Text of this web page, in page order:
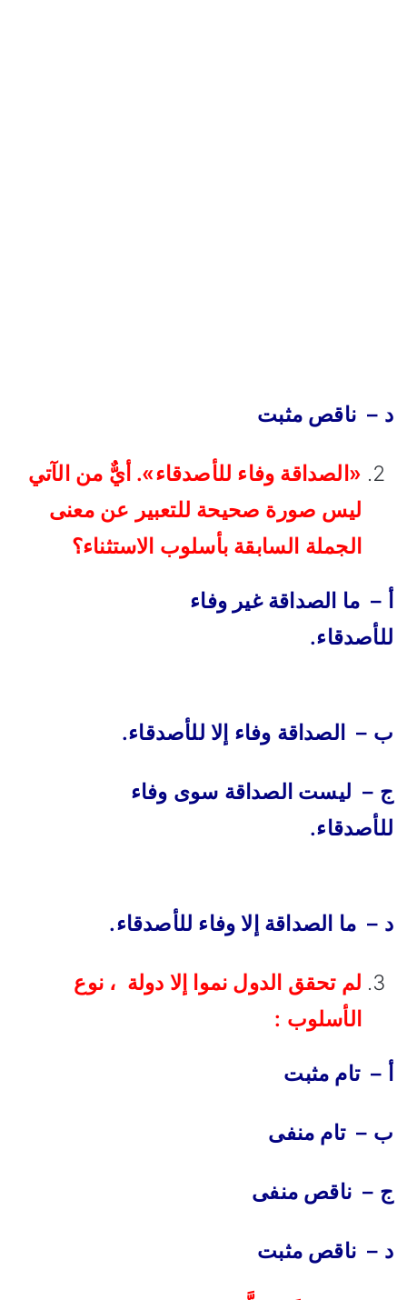
د – ناقص مثبت
«الصداقة وفاء للأصدقاء». أيٌّ من الآتي
ليس صورة صحيحة للتعبير عن معنى
الجملة السابقة بأسلوب الاستثناء؟
أ – ما الصداقة غير وفاء
للأصدقاء.
ب – الصداقة وفاء إلا للأصدقاء.
ج – ليست الصداقة سوى وفاء
للأصدقاء.
د – ما الصداقة إلا وفاء للأصدقاء.
لم تحقق الدول نموا إلا دولة ، نوع
الأسلوب :
أ – تام مثبت
ب – تام منفى
ج – ناقص منفى
د – ناقص مثبت